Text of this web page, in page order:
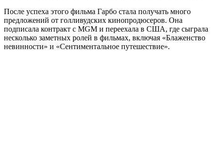
После успеха этого фильма Гарбо стала получать много
предложений от голливудских кинопродюсеров. Она
подписала контракт с MGM и переехала в США, где сыграла
несколько заметных ролей в фильмах, включая «Блаженство
невинности» и «Сентиментальное путешествие».